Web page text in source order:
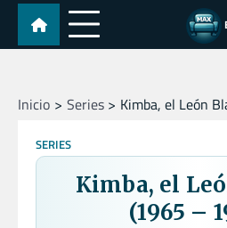
Skip
content
Inicio Series Kimba, el León
SERIES
Kimba, el
(1965 –